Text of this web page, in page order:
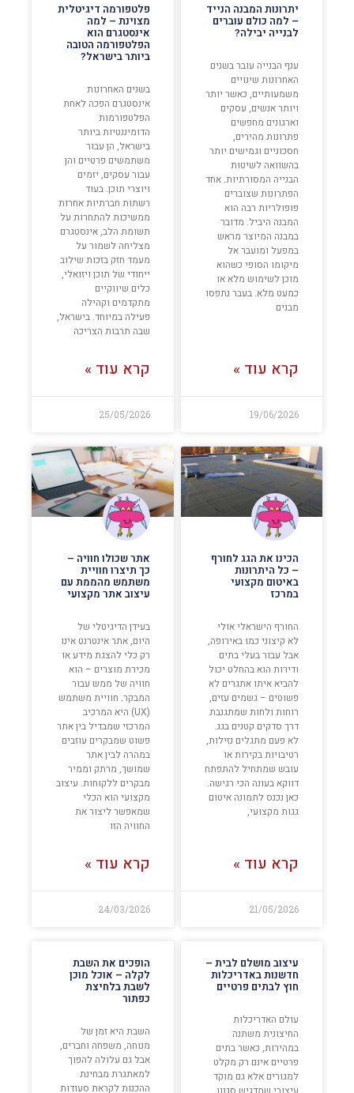
יתרונות המבנה הנייד
– למה כולם עוברים
לבנייה יבילה?
ענף הבנייה עובר בשנים
האחרונות שינויים
משמעותיים, כאשר יותר
ויותר אנשים, עסקים
וארגונים מחפשים
פתרונות מהירים,
חסכוניים וגמישים יותר
בהשוואה לשיטות
הבנייה המסורתיות. אחד
הפתרונות שצוברים
פופולריות רבה הוא
המבנה היביל. מדובר
במבנה המיוצר מראש
במפעל ומועבר אל
מיקומו הסופי כשהוא
מוכן לשימוש מלא או
כמעט מלא. בעבר נתפסו
מבנים
קרא עוד »
19/06/2026
פלטפורמה דיגיטלית
מצוינת – למה
אינסטגרם הוא
הפלטפורמה הטובה
ביותר בישראל?
בשנים האחרונות
אינסטגרם הפכה לאחת
הפלטפורמות
הדומיננטיות ביותר
בישראל, הן עבור
משתמשים פרטיים והן
עבור עסקים, יזמים
ויוצרי תוכן. בעוד
רשתות חברתיות אחרות
ממשיכות להתחרות על
תשומת הלב, אינסטגרם
מצליחה לשמור על
מעמד חזק בזכות שילוב
ייחודי של תוכן ויזואלי,
כלים שיווקיים
מתקדמים וקהילה
פעילה במיוחד. בישראל,
שבה תרבות הצריכה
קרא עוד »
25/05/2026
הכינו את הגג לחורף
– כל היתרונות
באיטום מקצועי
במרכז
החורף הישראלי אולי
לא קיצוני כמו באירופה,
אבל עבור בעלי בתים
ודירות הוא בהחלט יכול
להביא איתו אתגרים לא
פשוטים – גשמים עזים,
רוחות ולחות שמתגנבת
דרך סדקים קטנים בגג.
לא פעם מתגלים נזילות,
רטיבויות בקירות או
עובש שמתחיל להתפתח
דווקא בעונה הכי רגישה.
כאן נכנס לתמונה איטום
גגות מקצועי,
קרא עוד »
21/05/2026
אתר שכולו חוויה –
כך תיצרו חוויית
משתמש מהממת עם
עיצוב אתר מקצועי
בעידן הדיגיטלי של
היום, אתר אינטרנט אינו
רק כלי להצגת מידע או
מכירת מוצרים – הוא
חוויה של ממש עבור
המבקר. חוויית משתמש
(UX) היא המרכיב
המרכזי שמבדיל בין אתר
פשוט שמבקרים עוזבים
במהרה לבין אתר
שמושך, מרתק וממיר
מבקרים ללקוחות. עיצוב
מקצועי הוא הכלי
שמאפשר ליצור את
החוויה הזו
קרא עוד »
24/03/2026
עיצוב מושלם לבית –
חדשנות באדריכלות
חוץ לבתים פרטיים
עולם האדריכלות
החיצונית משתנה
במהירות, כאשר בתים
פרטיים אינם רק מקלט
למגורים אלא גם מוקד
הופכים את השבת
לקלה – אוכל מוכן
לשבת בלחיצת
כפתור
השבת היא זמן של
מנוחה, משפחה וחברים,
אבל גם עלולה להפוך
למאתגרת מבחינת
ההכנות לקראת סעודות